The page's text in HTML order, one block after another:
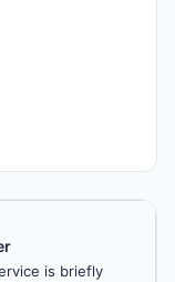
is briefly